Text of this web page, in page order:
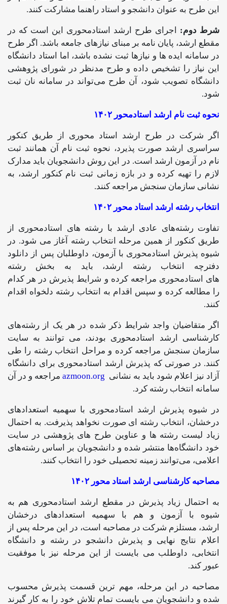
این طرح به عنوان دانشجو و استاد راهنما مشارکت کنند.
شرط دوم: اجرای طرح ارشد استادمحوری این است که در
مقطع ارشد، پایان نامه بر مبنای نیازهای جامعه باشد. اگر طرح
در سامانه ایده‌ ها و نیازها ثبت نشده باشد، اما استاد دانشگاه
این نیاز را تشخیص داده و طرح مدنظر در شورای پژوهشی
دانشگاه تصویب شود، آن طرح می‌تواند در سامانه نان ثبت
شود.
نحوه ثبت نام ارشد استادمحور ۱۴۰۲
اگر شرکت در طرح ارشد استاد محوری از طریق کنکور
سراسری ارشد صورت پذیرد، نحوه ثبت نام آن همانند ثبت
نام در آزمون ارشد است. در این روش دانشجویان باید مدارک
لازم را تهیه کرده و در بازه زمانی ثبت نام کنکور ارشد، به
نشانی سازمان سنجش مراجعه کنند.
انتخاب رشته ارشد استاد محور ۱۴۰۲
تفاوت رشته‌های عادی ارشد با رشته های استادمحوری از
طریق کنکور از همین مرحله انتخاب رشته آغاز می شود. در
شیوه پذیرش استادمحوری با آزمون، داوطلبان پس از دانلود
دفترچه انتخاب رشته ارشد، باید به بخش رشته
های استادمحوری مراجعه کرده و شرایط پذیرش در هر کدام
را مطالعه کرده و سپس اقدام به انتخاب رشته دلخواه اقدام
کنند.
اگر متقاضیان واجد شرایط ذکر شده در هر یک از رشته‌های
کارشناسی ارشد استادمحوری بودند، می توانند به سایت
سازمان سنجش مراجعه کرده و مراحل انتخاب رشته را طی
کنند. در صورتی که پذیرش ارشد استادمحوری برای دانشگاه
آزاد نیز اعلام شود باید به نشانی
مراجعه و در آن
سامانه انتخاب رشته کرد.
در شیوه پذیرش ارشد استادمحوری با سهمیه استعدادهای
درخشان، انتخاب رشته ای صورت نخواهد پذیرفت. به احتمال
زیاد لیست رشته ها و عناوین طرح های پژوهشی در سایت
خود دانشگاه‌ها منتشر شده و دانشجویان بر اساس رشته‌های
اعلامی، می‌توانند زمینه تحصیلی خود را انتخاب کنند.
مصاحبه کارشناسی ارشد استاد محور ۱۴۰۲
به احتمال زیاد پذیرش در مقطع ارشد استادمحوری هم به
شیوه با آزمون و هم با سهمیه استعدادهای درخشان
ارشد، مستلزم شرکت در مصاحبه است، در این مرحله پس از
اعلام نتایج نهایی و پذیرش دانشجو در رشته و دانشگاه
انتخابی، داوطلب می بایست از این مرحله نیز با موفقیت
عبور کند.
مصاحبه در این مرحله، مهم ترین قسمت پذیرش محسوب
شده و دانشجویان می بایست تمام تلاش خود را به کار گیرند